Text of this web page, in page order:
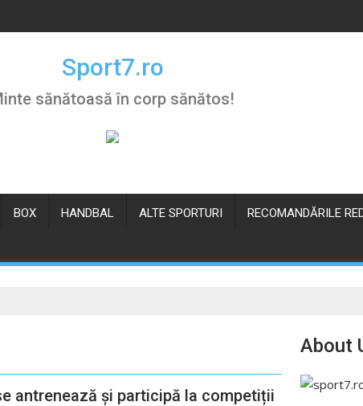
Sport7.ro
sănătoasă în corp sănătos!
BOX HANDBAL ALTE SPORTURI RECOMANDĂRILE
antrenează și participă la competiții
About